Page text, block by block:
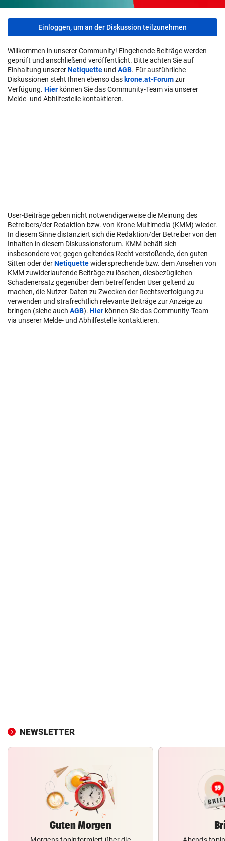
Einloggen, um an der Diskussion teilzunehmen
Willkommen in unserer Community! Eingehende Beiträge werden
geprüft und anschließend veröffentlicht. Bitte achten Sie auf
Einhaltung unsererNetiquette und AGB. Für ausführliche
Diskussionen steht Ihnen ebenso das krone.at-Forumzur
Verfügung. Hier können Sie das Community-Team via unserer
Melde- und Abhilfestelle kontaktieren.
User-Beiträge geben nicht notwendigerweise die Meinung des
Betreibers/der Redaktion bzw. von Krone Multimedia (KMM) wieder.
In diesem Sinne distanziert sich die Redaktion/der Betreiber von den
Inhalten in diesem Diskussionsforum. KMM behält sich
insbesondere vor, gegen geltendes Recht verstoßende, den guten
Sitten oder derNetiquettewidersprechende bzw. dem Ansehen von
KMM zuwiderlaufende Beiträge zu löschen, diesbezüglichen
Schadenersatz gegenüber dem betreffenden User geltend zu
machen, die Nutzer-Daten zu Zwecken der Rechtsverfolgung zu
verwenden und strafrechtlich relevante Beiträge zur Anzeige zu
bringen (siehe auch AGB). Hier können Sie das Community-Team
via unserer Melde- und Abhilfestelle kontaktieren.
NEWSLETTER
Guten Morgen